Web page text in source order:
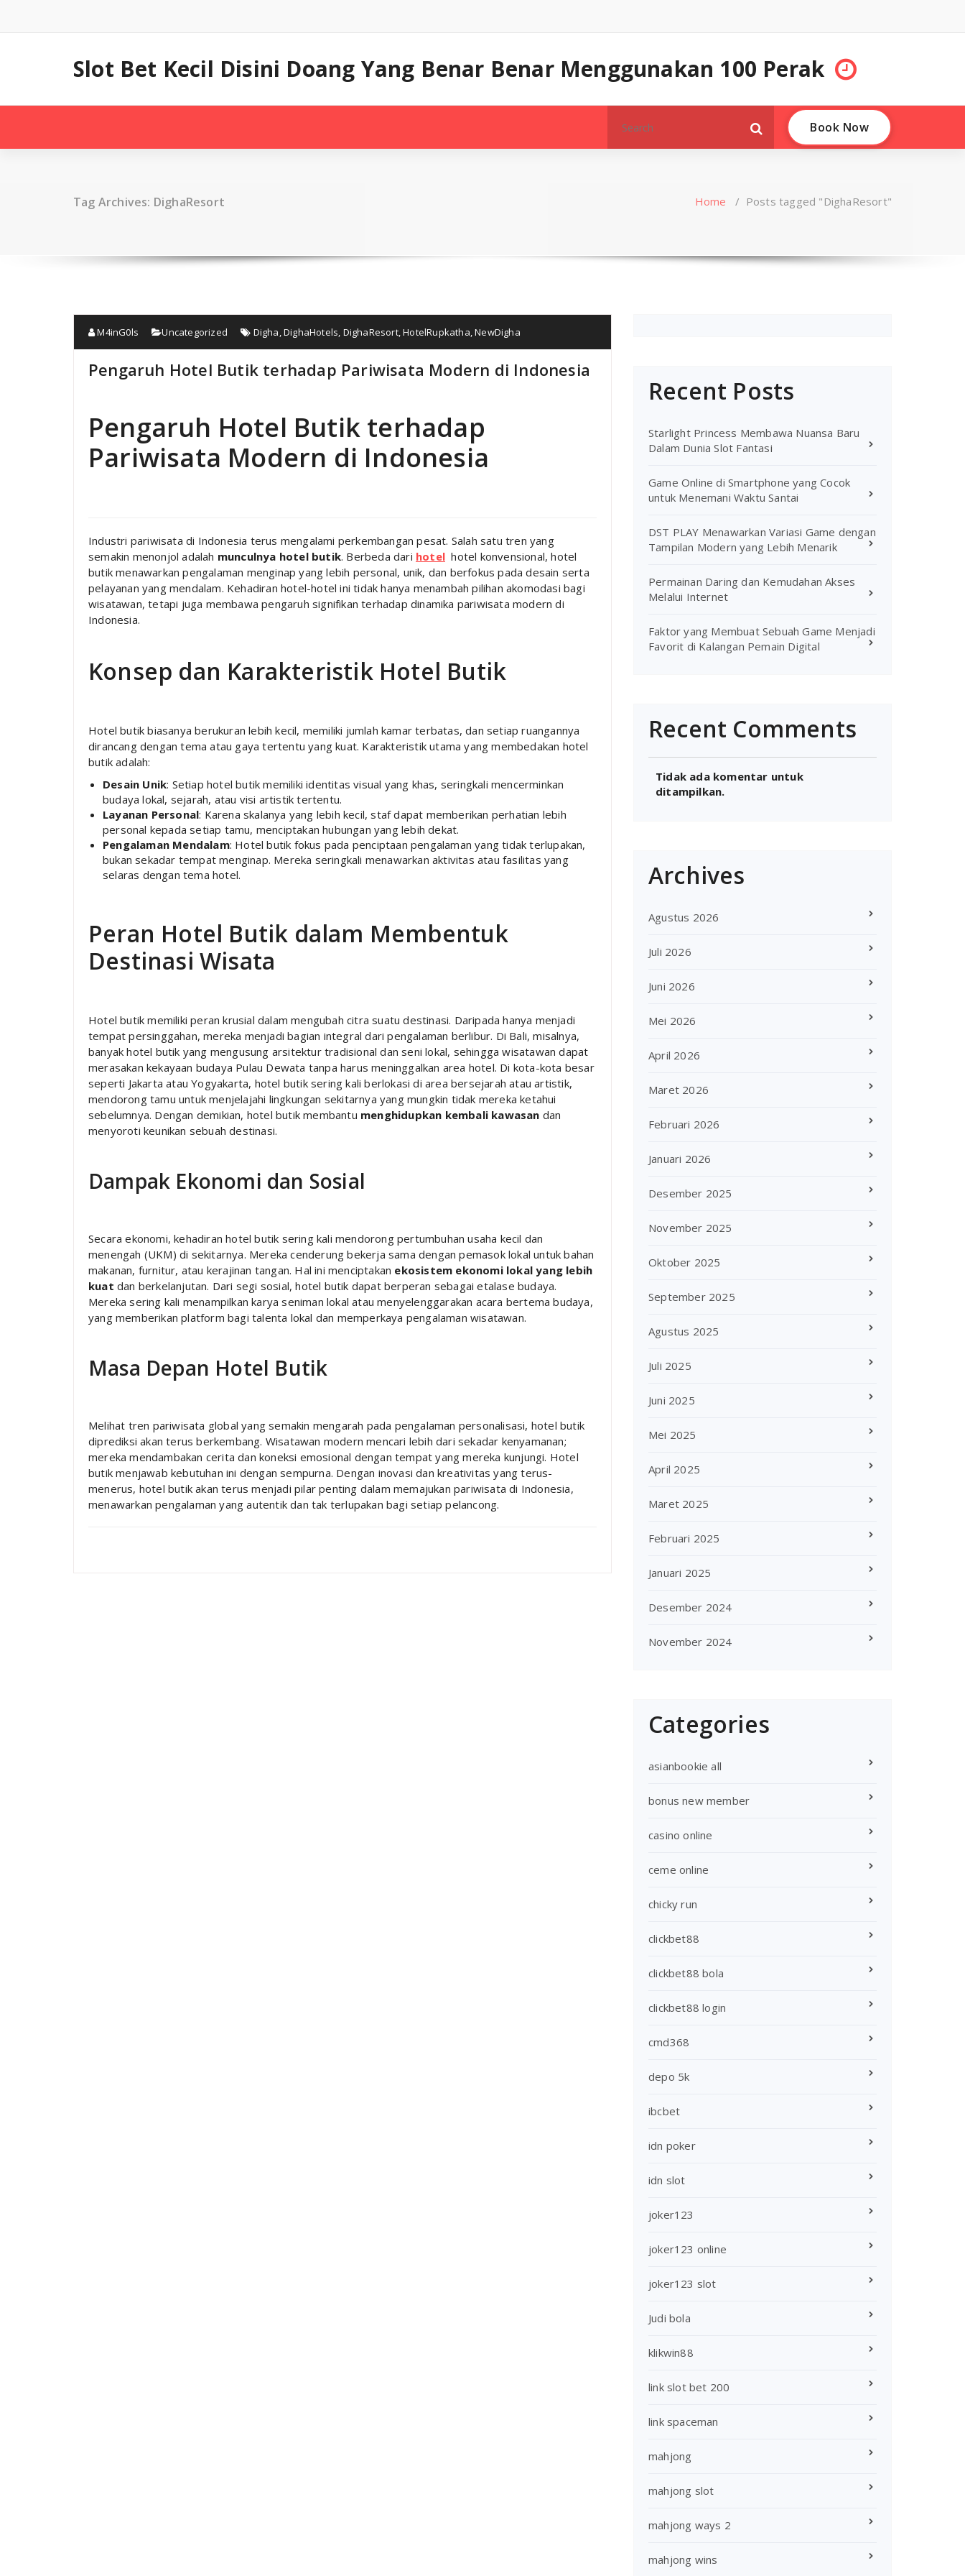
content
Slot Bet Kecil Disini Doang Yang Benar Benar Menggunakan 100 Perak
for:
Book Now
Tag Archives: DighaResort Home / Posts tagged "DighaResort"
M4inG0ls Uncategorized Digha,DighaHotels, DighaResort,HotelRupkatha,NewDigha
Pengaruh Hotel Butik terhadap Pariwisata Modern di Indonesia
Pengaruh Hotel Butik terhadap
Pariwisata Modern di Indonesia
Industri pariwisata di Indonesia terus mengalami perkembangan pesat. Salah satu tren yang
semakin menonjol adalah munculnya hotel butik. Berbeda dari hotel hotel konvensional, hotel
butik menawarkan pengalaman menginap yang lebih personal, unik, dan berfokus pada desain serta
pelayanan yang mendalam. Kehadiran hotel-hotel ini tidak hanya menambah pilihan akomodasi bagi
wisatawan, tetapi juga membawa pengaruh signifikan terhadap dinamika pariwisata modern di
Indonesia.
Konsep dan Karakteristik Hotel Butik
Hotel butik biasanya berukuran lebih kecil, memiliki jumlah kamar terbatas, dan setiap ruangannya
dirancang dengan tema atau gaya tertentu yang kuat. Karakteristik utama yang membedakan hotel
butik adalah:
Desain Unik: Setiap hotel butik memiliki identitas visual yang khas, seringkali mencerminkan
budaya lokal, sejarah, atau visi artistik tertentu.
Layanan Personal: Karena skalanya yang lebih kecil, staf dapat memberikan perhatian lebih
personal kepada setiap tamu, menciptakan hubungan yang lebih dekat.
Pengalaman Mendalam: Hotel butik fokus pada penciptaan pengalaman yang tidak terlupakan,
bukan sekadar tempat menginap. Mereka seringkali menawarkan aktivitas atau fasilitas yang
selaras dengan tema hotel.
Peran Hotel Butik dalam Membentuk
Destinasi Wisata
Hotel butik memiliki peran krusial dalam mengubah citra suatu destinasi. Daripada hanya menjadi
tempat persinggahan, mereka menjadi bagian integral dari pengalaman berlibur. Di Bali, misalnya,
banyak hotel butik yang mengusung arsitektur tradisional dan seni lokal, sehingga wisatawan dapat
merasakan kekayaan budaya Pulau Dewata tanpa harus meninggalkan area hotel. Di kota-kota besar
seperti Jakarta atau Yogyakarta, hotel butik sering kali berlokasi di area bersejarah atau artistik,
mendorong tamu untuk menjelajahi lingkungan sekitarnya yang mungkin tidak mereka ketahui
sebelumnya. Dengan demikian, hotel butik membantu menghidupkan kembali kawasan dan
menyoroti keunikan sebuah destinasi.
Dampak Ekonomi dan Sosial
Secara ekonomi, kehadiran hotel butik sering kali mendorong pertumbuhan usaha kecil dan
menengah (UKM) di sekitarnya. Mereka cenderung bekerja sama dengan pemasok lokal untuk bahan
makanan, furnitur, atau kerajinan tangan. Hal ini menciptakan ekosistem ekonomi lokal yang lebih
kuat dan berkelanjutan. Dari segi sosial, hotel butik dapat berperan sebagai etalase budaya.
Mereka sering kali menampilkan karya seniman lokal atau menyelenggarakan acara bertema budaya,
yang memberikan platform bagi talenta lokal dan memperkaya pengalaman wisatawan.
Masa Depan Hotel Butik
Melihat tren pariwisata global yang semakin mengarah pada pengalaman personalisasi, hotel butik
diprediksi akan terus berkembang. Wisatawan modern mencari lebih dari sekadar kenyamanan;
mereka mendambakan cerita dan koneksi emosional dengan tempat yang mereka kunjungi. Hotel
butik menjawab kebutuhan ini dengan sempurna. Dengan inovasi dan kreativitas yang terus-
menerus, hotel butik akan terus menjadi pilar penting dalam memajukan pariwisata di Indonesia,
menawarkan pengalaman yang autentik dan tak terlupakan bagi setiap pelancong.
Recent Posts
Starlight Princess Membawa Nuansa Baru
Dalam Dunia Slot Fantasi
Game Online di Smartphone yang Cocok
untuk Menemani Waktu Santai
DST PLAY Menawarkan Variasi Game dengan
Tampilan Modern yang Lebih Menarik
Permainan Daring dan Kemudahan Akses
Melalui Internet
Faktor yang Membuat Sebuah Game Menjadi
Favorit di Kalangan Pemain Digital
Recent Comments
Tidak ada komentar untuk
ditampilkan.
Archives
Agustus 2026
Juli 2026
Juni 2026
Mei 2026
April 2026
Maret 2026
Februari 2026
Januari 2026
Desember 2025
November 2025
Oktober 2025
September 2025
Agustus 2025
Juli 2025
Juni 2025
Mei 2025
April 2025
Maret 2025
Februari 2025
Januari 2025
Desember 2024
November 2024
Categories
asianbookie all
bonus new member
casino online
ceme online
chicky run
clickbet88
clickbet88 bola
clickbet88 login
cmd368
depo 5k
ibcbet
idn poker
idn slot
joker123
joker123 online
joker123 slot
Judi bola
klikwin88
link slot bet 200
link spaceman
mahjong
mahjong slot
mahjong ways 2
mahjong wins